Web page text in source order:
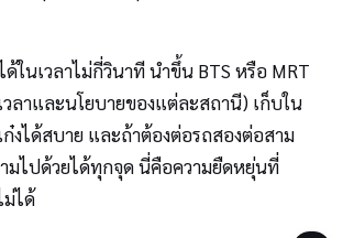
ในเวลาไม่กี่วินาที นำขึ้น BTS หรือ MRT
ลาและนโยบายของแต่ละสถานี) เก็บใน
ก๋งได้สบาย และถ้าต้องต่อรถสองต่อสาม
มไปด้วยได้ทุกจุด นี่คือความยืดหยุ่นที่
ม่ได้